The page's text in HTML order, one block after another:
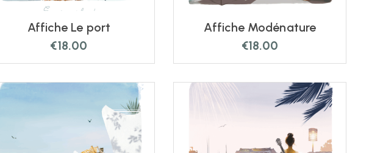
Affiche Le port
€18.00
Affiche Modénature
€18.00